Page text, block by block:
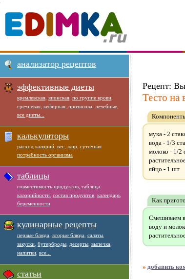
Рецепт:
Тесто на
мука - 2
вода - 1/3
молоко - 1/2
яйцо - 1 шт
Как
Смешиваем
воду и
» добавить
анализатор рецептов
эффективные диеты
кремлевская японская по группе крови
гречневая кефирная протасова лечебные
все диеты...
калькуляторы
расход калорий вес жир суточная
потребность организма
таблицы
совместимость продуктов таблица
калорийности состав продуктов календарь
беременности
кулинарные рецепты
первые блюда вторые блюда салаты
закуски бутерброды десерты выпечка
напитки все...
статьи